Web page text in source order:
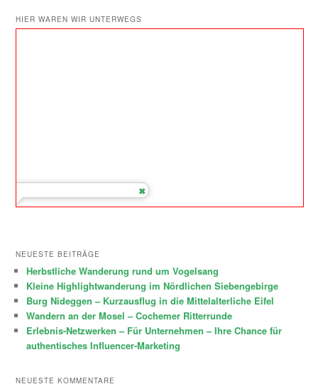
HIER WAREN WIR UNTERWEGS
NEUESTE BEITRÄGE
Herbstliche Wanderung rund um Vogelsang
Kleine Highlightwanderung im Nördlichen Siebengebirge
Burg Nideggen – Kurzausflug in die Mittelalterliche Eifel
Wandern an der Mosel – Cochemer Ritterrunde
Erlebnis-Netzwerken – Für Unternehmen – Ihre Chance für
authentisches Influencer-Marketing
NEUESTE KOMMENTARE